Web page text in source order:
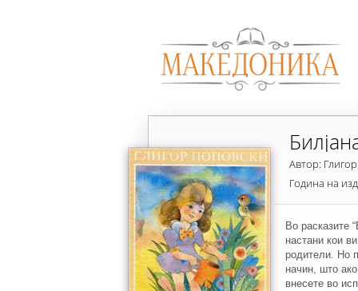
Автор:
Година на
Во расказите
настани кои
родители. Но
начин, што
внесете во